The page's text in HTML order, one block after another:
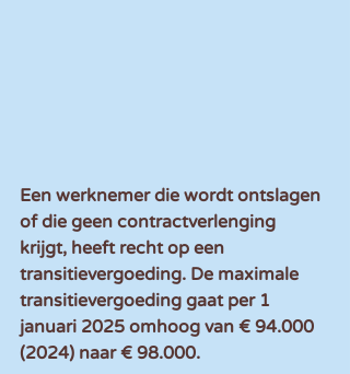
Een werknemer die wordt ontslagen
of die geen contractverlenging
krijgt, heeft recht op een
transitievergoeding. De maximale
transitievergoeding gaat per 1
januari 2025 omhoog van € 94.000
(2024) naar € 98.000.